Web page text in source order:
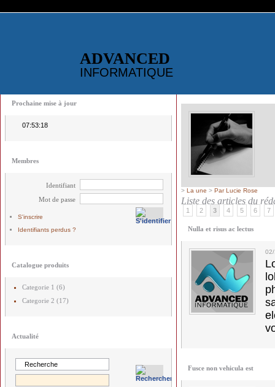
ADVANCED
INFORMATIQUE
Prochaine mise à jour
07:53:18
Membres
Identifiant
Mot de passe
S'inscrire
Identifiants perdus ?
Catalogue produits
Categorie 1 (6)
Categorie 2 (17)
Actualité
> La une > Par Lucie Rose
Liste des articles du
1 2 3 4 5 6 7
Nulla et risus ac lectus
Fusce non vehicula est